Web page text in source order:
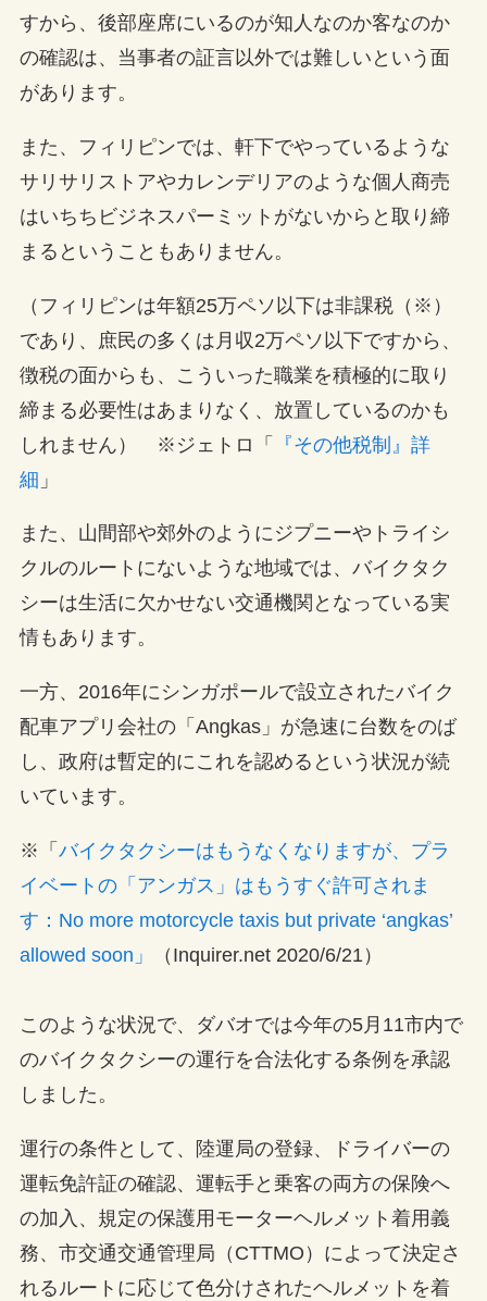
すから、後部座席にいるのが知人なのか客なのか
の確認は、当事者の証言以外では難しいという面
があります。
また、フィリピンでは、軒下でやっているような
サリサリストアやカレンデリアのような個人商売
はいちちビジネスパーミットがないからと取り締
まるということもありません。
（フィリピンは年額25万ペソ以下は非課税（※）
であり、庶民の多くは月収2万ペソ以下ですから、
徴税の面からも、こういった職業を積極的に取り
締まる必要性はあまりなく、放置しているのかも
しれません） ※ジェトロ「
『その他税制』詳
細 」
また、山間部や郊外のようにジプニーやトライシ
クルのルートにないような地域では、バイクタク
シーは生活に欠かせない交通機関となっている実
情もあります。
一方、2016年にシンガポールで設立されたバイク
配車アプリ会社の「Angkas」が急速に台数をのば
し、政府は暫定的にこれを認めるという状況が続
いています。
※「 バイクタクシーはもうなくなりますが、プラ
イベートの「アンガス」はもうすぐ許可されま
す：No more motorcycle taxis but private ‘angkas’
allowed soon」
（Inquirer.net 2020/6/21）
このような状況で、ダバオでは今年の5月11市内で
のバイクタクシーの運行を合法化する条例を承認
しました。
運行の条件として、陸運局の登録、ドライバーの
運転免許証の確認、運転手と乗客の両方の保険へ
の加入、規定の保護用モーターヘルメット着用義
務、市交通交通管理局（CTTMO）によって決定さ
れるルートに応じて色分けされたヘルメットを着